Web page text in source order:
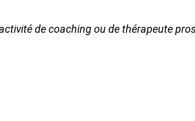
de coaching ou de thérapeute